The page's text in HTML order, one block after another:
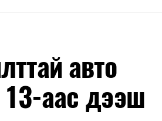
авто
13-аас дээш